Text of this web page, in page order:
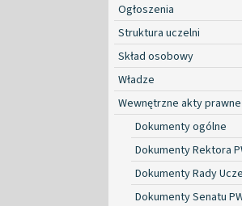
Ogłoszenia
Struktura uczelni
Skład osobowy
Władze
Wewnętrzne akty prawne
Dokumenty ogólne
Dokumenty Rektora
Dokumenty Rady
Dokumenty Senatu